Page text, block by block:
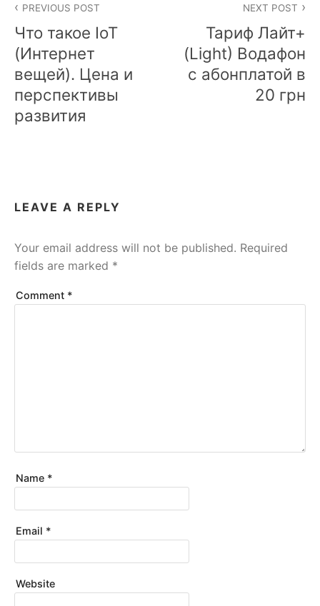
navigation
PREVIOUS POST
Что такое IoT
(Интернет
вещей). Цена и
перспективы
развития
NEXT POST
Тариф Лайт+
(Light) Водафон
с абонплатой в
20 грн
LEAVE A REPLY
Your email address will not be published. Required
fields are marked *
Comment *
Name *
Email *
Website